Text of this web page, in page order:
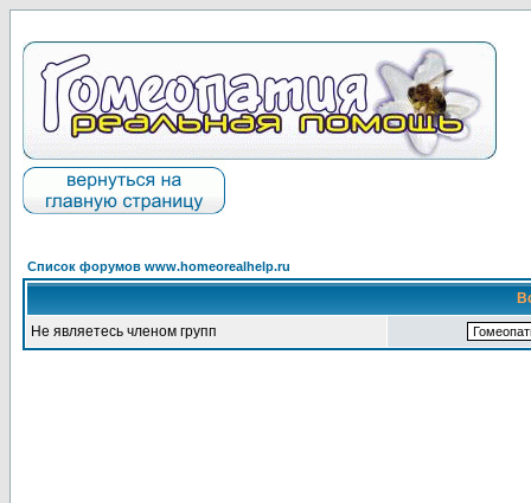
Список форумов www.homeorealhelp.ru
Не являетесь членом групп